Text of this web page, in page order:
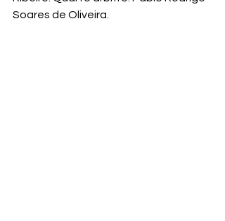
Soares de Oliveira.